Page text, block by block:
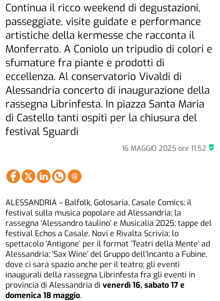
16 MAGGIO 2025 ore 11:52
Continua il ricco weekend di degustazioni,
passeggiate, visite guidate e performance
artistiche della kermesse che racconta il
Monferrato. A Coniolo un tripudio di colori e
sfumature fra piante e prodotti di
eccellenza. Al conservatorio Vivaldi di
Alessandria concerto di inaugurazione della
rassegna Librinfesta. In piazza Santa Maria
di Castello tanti ospiti per la chiusura del
festival Sguardi
ALESSANDRIA – Balfolk, Golosaria, Casale Comics; il
festival sulla musica popolare ad Alessandria; la
rassegna ‘Alessandro taulino’ e Musicalia 2025; tappe del
festival Echos a Casale, Novi e Rivalta Scrivia; lo
spettacolo ‘Antigone’ per il format ‘Teatri della Mente’ ad
Alessandria; ‘Sax Wine’ del Gruppo dell’Incanto a Fubine,
dove ci sarà spazio anche per il teatro; gli eventi
inaugurali della rassegna Librinfesta fra gli eventi in
provincia di Alessandria divenerdì 16, sabato 17 e
domenica 18 maggio.